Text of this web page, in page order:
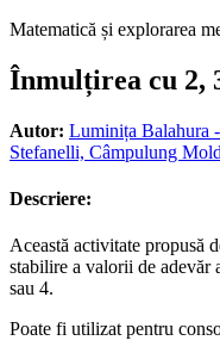
Matematică și explorarea
Înmulțirea cu 2,
Autor: Luminița Balahura
Stefanelli, Câmpulung
Descriere:
Această activitate propusă
stabilire a valorii de
sau 4.
Poate fi utilizat pentru